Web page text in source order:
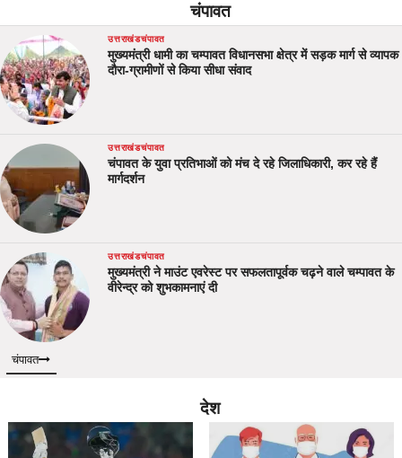
चंपावत
उत्तराखंडचंपावत
मुख्यमंत्री धामी का चम्पावत विधानसभा क्षेत्र में सड़क मार्ग से व्यापक
दौरा-ग्रामीणों से किया सीधा संवाद
उत्तराखंडचंपावत
चंपावत के युवा प्रतिभाओं को मंच दे रहे जिलाधिकारी, कर रहे हैं
मार्गदर्शन
उत्तराखंडचंपावत
मुख्यमंत्री ने माउंट एवरेस्ट पर सफलतापूर्वक चढ़ने वाले चम्पावत के
वीरेन्द्र को शुभकामनाएं दी
चंपावत
देश